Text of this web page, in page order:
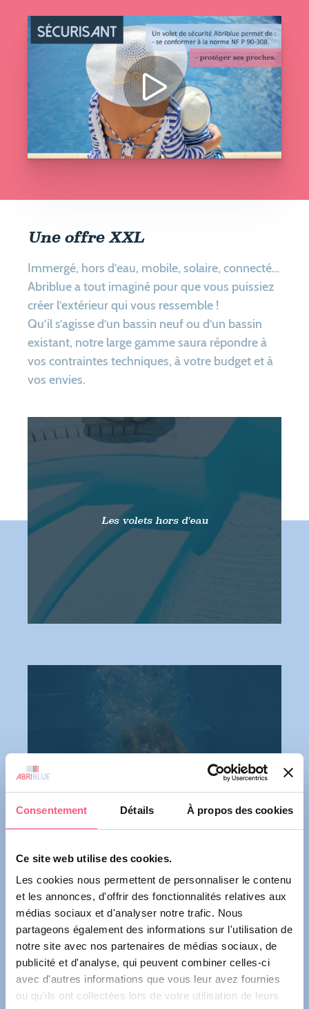
Consentement Détails À propos des cookies
Ce site web utilise des cookies.
Les cookies nous permettent de personnaliser le contenu
et les annonces, d'offrir des fonctionnalités relatives aux
médias sociaux et d'analyser notre trafic. Nous
partageons également des informations sur l'utilisation de
notre site avec nos partenaires de médias sociaux, de
publicité et d'analyse, qui peuvent combiner celles-ci
avec d'autres informations que vous leur avez fournies
ou qu'ils ont collectées lors de votre utilisation de leurs
Une offre XXL
Immergé, hors d’eau, mobile, solaire, connecté…
Abriblue a tout imaginé pour que vous puissiez
créer l’extérieur qui vous ressemble !
Qu’il s’agisse d’un bassin neuf ou d’un bassin
existant, notre large gamme saura répondre à
vos contraintes techniques, à votre budget et à
vos envies.
Les volets hors d'eau